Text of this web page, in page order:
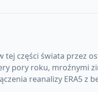
części świata przez
pory roku, mroźnymi
reanalizy ERA5 z